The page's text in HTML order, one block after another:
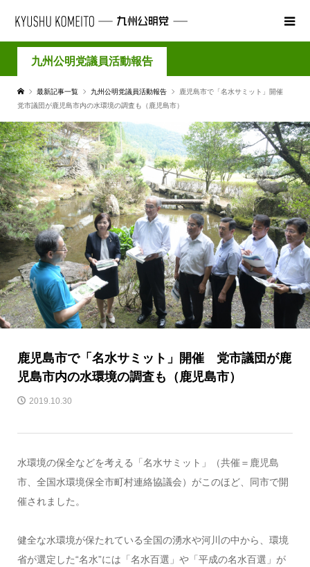
九州公明党議員活動報告
最新記事一覧 九州公明党議員活動報告
鹿児島市で「名水サミット」開催
党市議団が鹿児島市内の水環境の調査も（鹿児島市）
鹿児島市で「名水サミット」開催 党市議団が鹿
児島市内の水環境の調査も（鹿児島市）
2019.10.30
水環境の保全などを考える「名水サミット」（共催＝鹿児島
市、全国水環境保全市町村連絡協議会）がこのほど、同市で開
催されました。
健全な水環境が保たれている全国の湧水や河川の中から、環境
省が選定した“名水”には「名水百選」や「平成の名水百選」が